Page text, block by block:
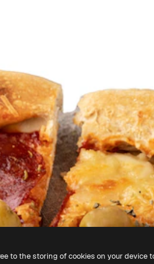
to the storing of cookies on your device